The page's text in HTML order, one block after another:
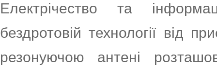
Електрічество та
бездротовій технології від
резонуючою антені